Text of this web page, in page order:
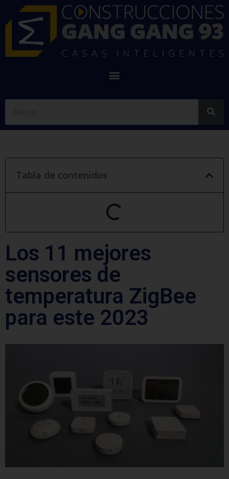
Tabla de contenidos
Los 11 mejores
sensores de
temperatura ZigBee
para este 2023